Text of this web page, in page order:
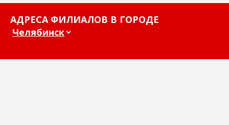
АДРЕСА ФИЛИАЛОВ В ГОРОДЕ